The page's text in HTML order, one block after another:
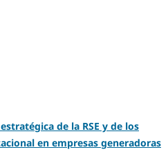
de la RSE y de los
en empresas generadoras